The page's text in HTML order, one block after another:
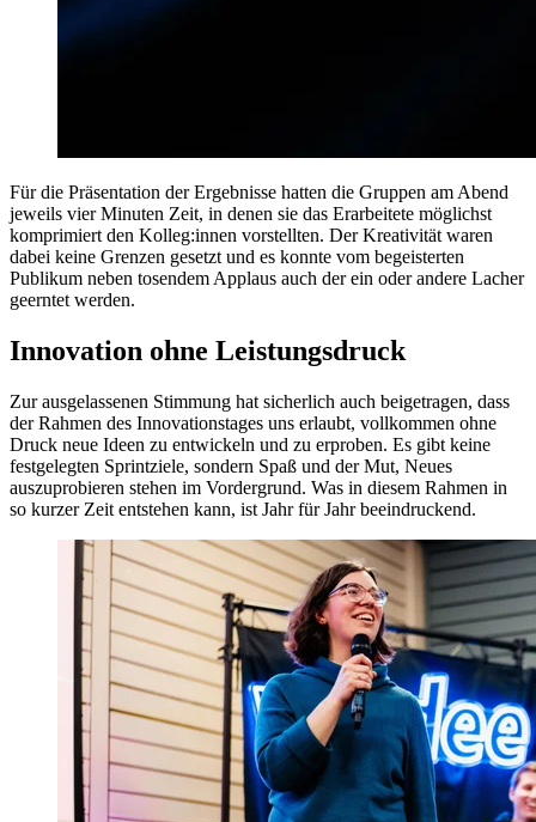
Für die Präsentation der Ergebnisse hatten die Gruppen am Abend
jeweils vier Minuten Zeit, in denen sie das Erarbeitete möglichst
komprimiert den Kolleg:innen vorstellten. Der Kreativität waren
dabei keine Grenzen gesetzt und es konnte vom begeisterten
Publikum neben tosendem Applaus auch der ein oder andere Lacher
geerntet werden.
Innovation ohne Leistungsdruck
Zur ausgelassenen Stimmung hat sicherlich auch beigetragen, dass
der Rahmen des Innovationstages uns erlaubt, vollkommen ohne
Druck neue Ideen zu entwickeln und zu erproben. Es gibt keine
festgelegten Sprintziele, sondern Spaß und der Mut, Neues
auszuprobieren stehen im Vordergrund. Was in diesem Rahmen in
so kurzer Zeit entstehen kann, ist Jahr für Jahr beeindruckend.